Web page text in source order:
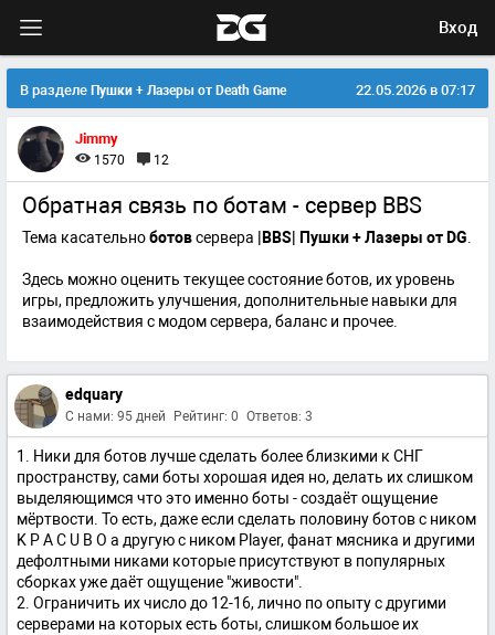
Вход
В разделе Пушки + Лазеры от Death Game 22.05.2026 в 07:17
Jimmy
1570 12
Обратная связь по ботам - сервер BBS
Тема касательноботовсервера |BBS| Пушки + Лазеры от DG
Здесь можно оценить текущее состояние ботов, их уровень
игры, предложить улучшения, дополнительные навыки для
взаимодействия с модом сервера, баланс и прочее.
edquary
С нами: 95 дней Рейтинг: 0 Ответов: 3
1. Ники для ботов лучше сделать более близкими к СНГ
пространству, сами боты хорошая идея но, делать их слишком
выделяющимся что это именно боты - создаёт ощущение
мёртвости. То есть, даже если сделать половину ботов с ником
K P A C U B O а другую с ником Player, фанат мясника и другими
дефолтными никами которые присутствуют в популярных
сборках уже даёт ощущение "живости".
2. Ограничить их число до 12-16, лично по опыту с другими
серверами на которых есть боты, слишком большое их